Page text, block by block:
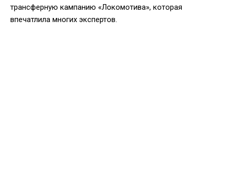
трансферную кампанию «Локомотива», которая
впечатлила многих экспертов.